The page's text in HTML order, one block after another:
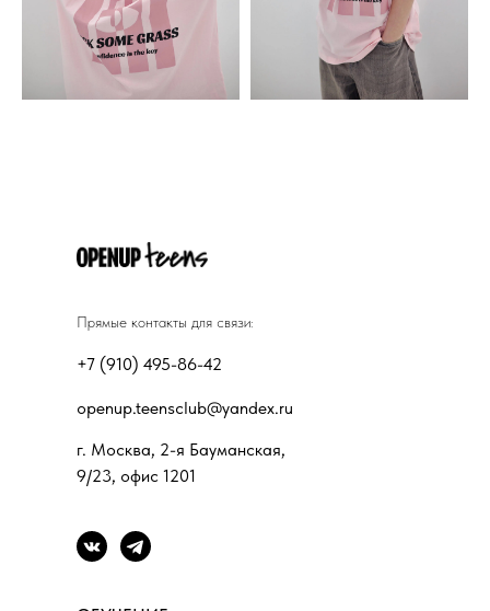
г. Москва, 2-я Бауманская,
9/23, офис 1201
+7 (910) 495-86-42
openup.teensclub@yandex.ru
Прямые контакты для связи: